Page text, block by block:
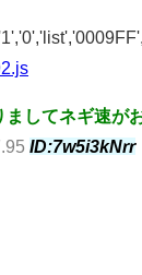
ましてネギ速が
ID:7w5i3kNrr